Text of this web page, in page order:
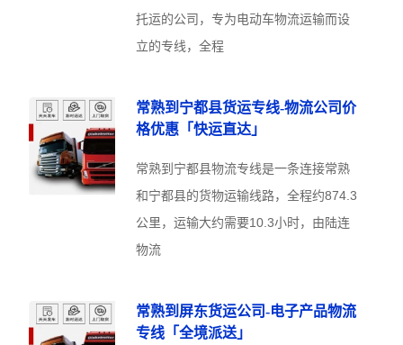
托运的公司，专为电动车物流运输而设
立的专线，全程
常熟到宁都县货运专线-物流公司价
格优惠「快运直达」
常熟到宁都县物流专线是一条连接常熟
和宁都县的货物运输线路，全程约874.3
公里，运输大约需要10.3小时，由陆连
物流
常熟到屏东货运公司-电子产品物流
专线「全境派送」